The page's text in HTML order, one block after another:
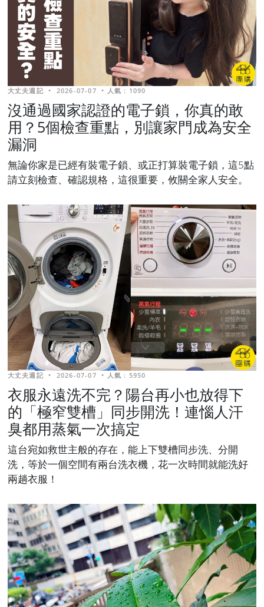
大丈夫週記 • 2026-07-07 • 人氣 : 1090
沒通過國家認證的電子鎖，你真的敢
用？5個檢查重點，別讓家門成為安全
漏洞
無論你家是已經有裝電子鎖、或正打算裝電子鎖，這5點
請立刻檢查、確認規格，這很重要，攸關全家人安全。
大丈夫週記 • 2026-07-07 • 人氣 : 5950
衣服永遠洗不完？陽台再小也放得下
的「極窄雙槽」同步開洗！連惱人汗
臭都用蒸氣一次搞定
這台宛如救世主般的存在，能上下雙槽同步洗、分開
洗，等於一個空間有兩台洗衣機，花一次時間就能洗好
兩趟衣服！